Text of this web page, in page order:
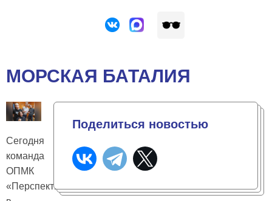
МОРСКАЯ БАТАЛИЯ
Сегодня
команда
ОПМК
«Перспективы»
Поделиться новостью